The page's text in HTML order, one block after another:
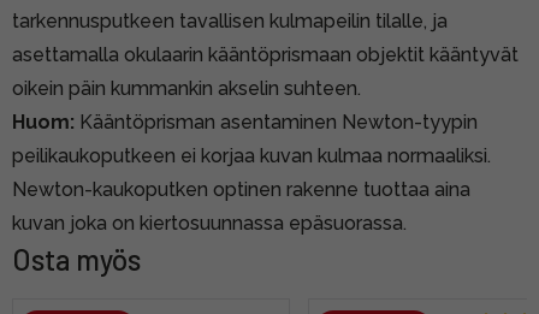
tarkennusputkeen tavallisen kulmapeilin tilalle, ja
asettamalla okulaarin kääntöprismaan objektit kääntyvät
oikein päin kummankin akselin suhteen.
Huom: Kääntöprisman asentaminen Newton-tyypin
peilikaukoputkeen ei korjaa kuvan kulmaa normaaliksi.
Newton-kaukoputken optinen rakenne tuottaa aina
kuvan joka on kiertosuunnassa epäsuorassa.
Osta myös